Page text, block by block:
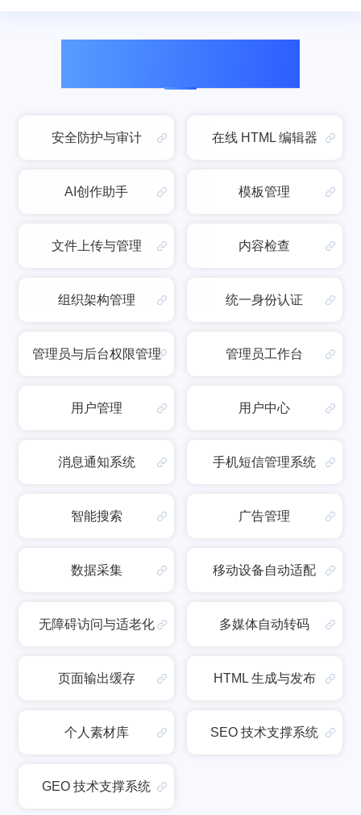
安全防护与审计 在线 HTML 编辑器
AI创作助手 模板管理
文件上传与管理 内容检查
组织架构管理 统一身份认证
管理员与后台权限管理 管理员工作台
用户管理 用户中心
消息通知系统 手机短信管理系统
智能搜索 广告管理
数据采集 移动设备自动适配
无障碍访问与适老化 多媒体自动转码
页面输出缓存 HTML 生成与发布
个人素材库 SEO 技术支撑系统
GEO 技术支撑系统